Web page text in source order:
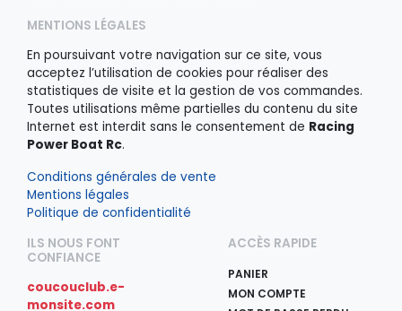
MENTIONS LÉGALES
En poursuivant votre navigation sur ce site, vous
acceptez l’utilisation de cookies pour réaliser des
statistiques de visite et la gestion de vos commandes.
Toutes utilisations même partielles du contenu du site
Internet est interdit sans le consentement de Racing
Power Boat Rc.
Conditions générales de vente
Mentions légales
Politique de confidentialité
ILS NOUS FONT
CONFIANCE
coucouclub.e-
monsite.com
ACCÈS RAPIDE
PANIER
MON COMPTE